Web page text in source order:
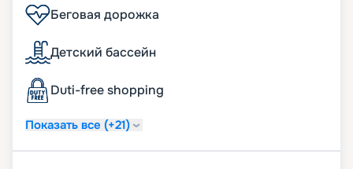
Беговая дорожка
Детский бассейн
Duti-free shopping
Показать все (+21)